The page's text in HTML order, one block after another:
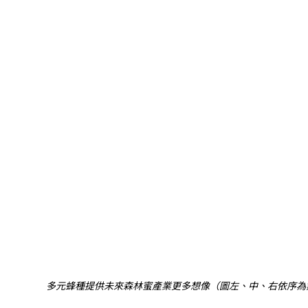
多元蜂種提供未來森林蜜產業更多想像（圖左、中、右依序